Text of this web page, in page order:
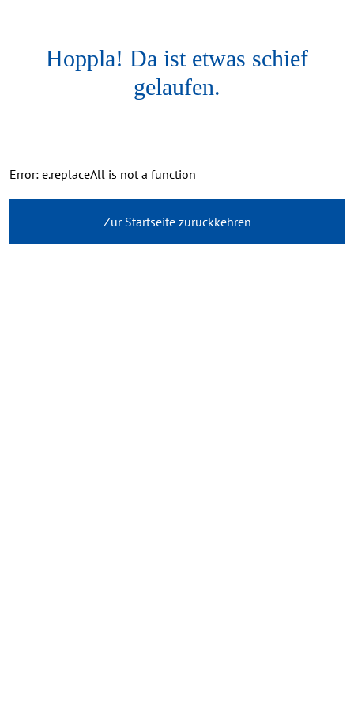
Hoppla! Da ist etwas schief
gelaufen.
Error: e.replaceAll is not a function
Zur Startseite zurückkehren